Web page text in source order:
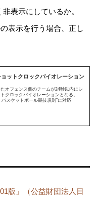
表示にしているか。
表示を行う場合、正し
ョットクロックバイオレーション
オフェンス側のチームが24秒以内にシ
クロックバイオレーションとなる。
スケットボール競技規則”に対応
版
（公益財団法人日